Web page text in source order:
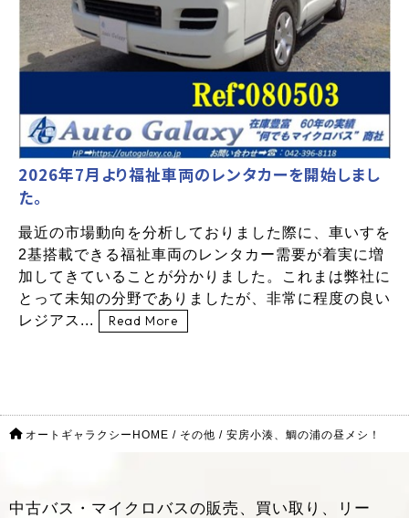
2026年7月より福祉車両のレンタカーを開始しまし
た。
最近の市場動向を分析しておりました際に、車いすを
2基搭載できる福祉車両のレンタカー需要が着実に増
加してきていることが分かりました。これまは弊社に
とって未知の分野でありましたが、非常に程度の良い
レジアス...
Read More
オートギャラクシーHOME / その他 / 安房小湊、鯛の浦の昼メシ！
中古バス・マイクロバスの販売、買い取り、リー